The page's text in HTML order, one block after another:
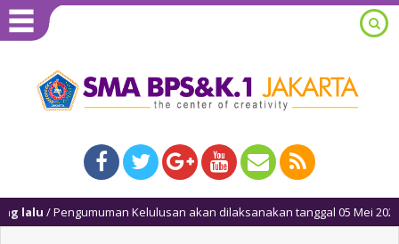
lalu/ Pengumuman Kelulusan akan dilaksanakan tanggal 05 Mei 2025,